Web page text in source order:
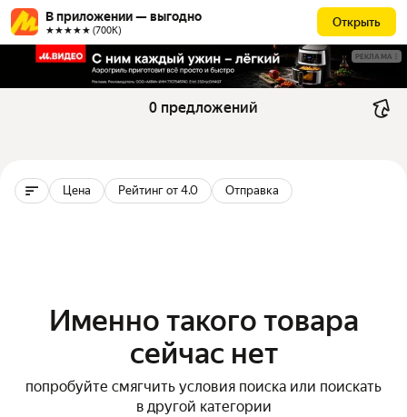
В приложении — выгодно
★★★★★ (700К)
Открыть
РЕКЛАМА
0 предложений
Цена Рейтинг от 4.0 Отправка
Именно такого товара
сейчас нет
попробуйте смягчить условия поиска или поискать
в другой категории